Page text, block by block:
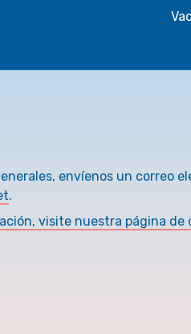
envíenos un correo
.
visite nuestra página de